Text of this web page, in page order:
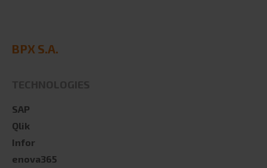
BPX S.A.
SAP
Qlik
Infor
enova365